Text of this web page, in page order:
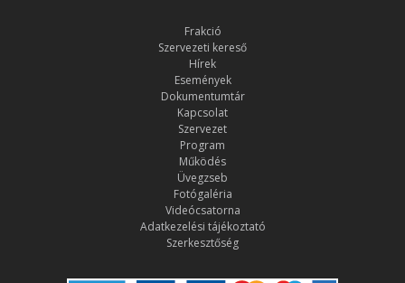
Frakció
Szervezeti kereső
Hírek
Események
Dokumentumtár
Kapcsolat
Szervezet
Program
Működés
Üvegzseb
Fotógaléria
Videócsatorna
Adatkezelési tájékoztató
Szerkesztőség